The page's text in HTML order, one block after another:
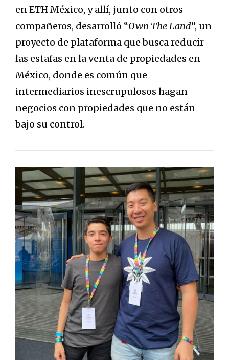
en ETH México, y allí, junto con otros
compañeros, desarrolló “Own The Land”, un
proyecto de plataforma que busca reducir
las estafas en la venta de propiedades en
México, donde es común que
intermediarios inescrupulosos hagan
negocios con propiedades que no están
bajo su control.